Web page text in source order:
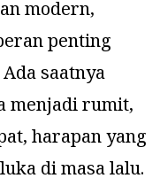
modern,
penting
saatnya
menjadi rumit,
harapan yang
di masa lalu.